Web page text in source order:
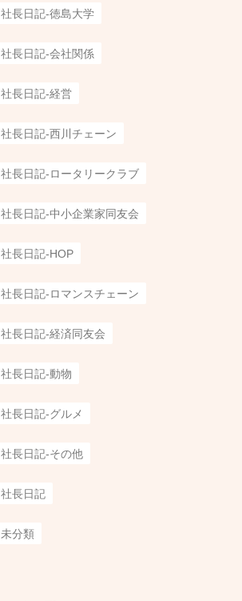
社長日記-徳島大学
社長日記-会社関係
社長日記-経営
社長日記-西川チェーン
社長日記-ロータリークラブ
社長日記-中小企業家同友会
社長日記-HOP
社長日記-ロマンスチェーン
社長日記-経済同友会
社長日記-動物
社長日記-グルメ
社長日記-その他
社長日記
未分類